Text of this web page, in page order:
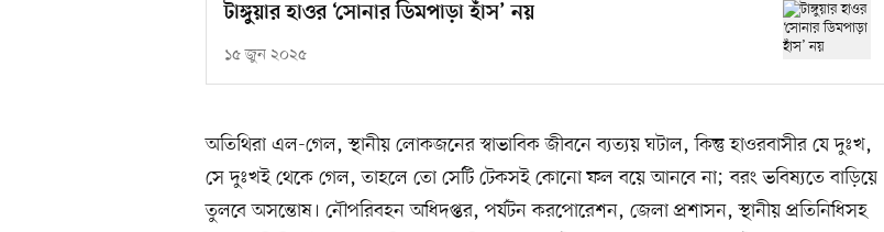
টাঙ্গুয়ার হাওর ‘সোনার ডিমপাড়া হাঁস’ নয়
১৫ জুন ২০২৫
অতিথিরা এল-গেল, স্থানীয় লোকজনের স্বাভাবিক জীবনে ব্যত্যয় ঘটাল, কিন্তু হাওরবাসীর যে দুঃখ,
সে দুঃখই থেকে গেল, তাহলে তো সেটি টেকসই কোনো ফল বয়ে আনবে না; বরং ভবিষ্যতে বাড়িয়ে
তুলবে অসন্তোষ। নৌপরিবহন অধিদপ্তর, পর্যটন করপোরেশন, জেলা প্রশাসন, স্থানীয় প্রতিনিধিসহ